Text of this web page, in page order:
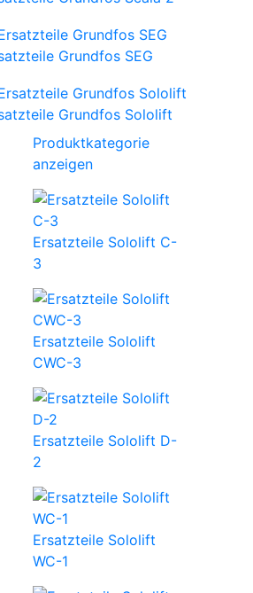
Grundfos SEG
Grundfos Sololift
Produktkategorie
anzeigen
Ersatzteile Sololift C-
3
Ersatzteile Sololift
CWC-3
Ersatzteile Sololift D-
2
Ersatzteile Sololift
WC-1